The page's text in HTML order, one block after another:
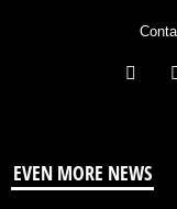
EVEN MORE NEWS